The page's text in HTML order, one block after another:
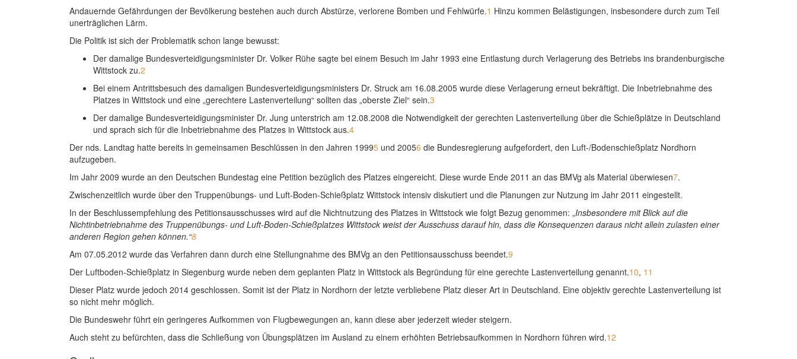
Andauernde Gefährdungen der Bevölkerung bestehen auch durch Abstürze, verlorene Bomben und Fehlwürfe.1 Hinzu kommen Belästigungen, insbesondere durch zum Teil
unerträglichen Lärm.
Die Politik ist sich der Problematik schon lange bewusst:
Der damalige Bundesverteidigungsminister Dr. Volker Rühe sagte bei einem Besuch im Jahr 1993 eine Entlastung durch Verlagerung des Betriebs ins brandenburgische
Wittstock zu.2
Bei einem Antrittsbesuch des damaligen Bundesverteidigungsministers Dr. Struck am 16.08.2005 wurde diese Verlagerung erneut bekräftigt. Die Inbetriebnahme des
Platzes in Wittstock und eine „gerechtere Lastenverteilung“ sollten das „oberste Ziel“ sein.3
Der damalige Bundesverteidigungsminister Dr. Jung unterstrich am 12.08.2008 die Notwendigkeit der gerechten Lastenverteilung über die Schießplätze in Deutschland
und sprach sich für die Inbetriebnahme des Platzes in Wittstock aus.4
Der nds. Landtag hatte bereits in gemeinsamen Beschlüssen in den Jahren 19995 und 20056 die Bundesregierung aufgefordert, den Luft-/Bodenschießplatz Nordhorn
aufzugeben.
Im Jahr 2009 wurde an den Deutschen Bundestag eine Petition bezüglich des Platzes eingereicht. Diese wurde Ende 2011 an das BMVg als Material überwiesen7.
Zwischenzeitlich wurde über den Truppenübungs- und Luft-Boden-Schießplatz Wittstock intensiv diskutiert und die Planungen zur Nutzung im Jahr 2011 eingestellt.
In der Beschlussempfehlung des Petitionsausschusses wird auf die Nichtnutzung des Platzes in Wittstock wie folgt Bezug genommen: „Insbesondere mit Blick auf die
Nichtinbetriebnahme des Truppenübungs- und Luft-Boden-Schießplatzes Wittstock weist der Ausschuss darauf hin, dass die Konsequenzen daraus nicht allein zulasten einer
anderen Region gehen können.“8
Am 07.05.2012 wurde das Verfahren dann durch eine Stellungnahme des BMVg an den Petitionsausschuss beendet.9
Der Luftboden-Schießplatz in Siegenburg wurde neben dem geplanten Platz in Wittstock als Begründung für eine gerechte Lastenverteilung genannt.10, 11
Dieser Platz wurde jedoch 2014 geschlossen. Somit ist der Platz in Nordhorn der letzte verbliebene Platz dieser Art in Deutschland. Eine objektiv gerechte Lastenverteilung ist
so nicht mehr möglich.
Die Bundeswehr führt ein geringeres Aufkommen von Flugbewegungen an, kann diese aber jederzeit wieder steigern.
Auch steht zu befürchten, dass die Schließung von Übungsplätzen im Ausland zu einem erhöhten Betriebsaufkommen in Nordhorn führen wird.12